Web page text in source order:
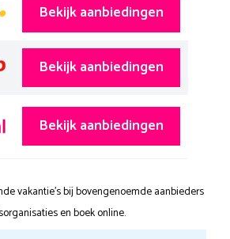
Bekijk aanbiedingen
Bekijk aanbiedingen
Bekijk aanbiedingen
vakantie's bij bovengenoemde aanbieders
en boek online.